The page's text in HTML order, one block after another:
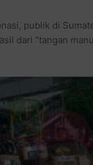
publik di
dari “tangan